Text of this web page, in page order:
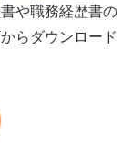
や職務経歴書の
らダウンロード